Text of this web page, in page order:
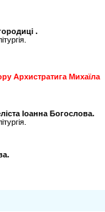
.
Архистратига Михаїла
Іоанна Богослова.